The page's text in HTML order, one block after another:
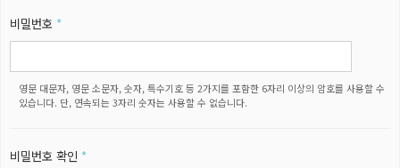
비밀번호 *
영문 대문자, 영문 소문자, 숫자, 특수기호 등 2가지를 포함한 6자리 이상의 암호를 사용할 수
있습니다. 단, 연속되는 3자리 숫자는 사용할 수 없습니다.
비밀번호 확인 *